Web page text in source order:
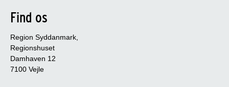
Find os
Region Syddanmark,
Regionshuset
Damhaven 12
7100 Vejle